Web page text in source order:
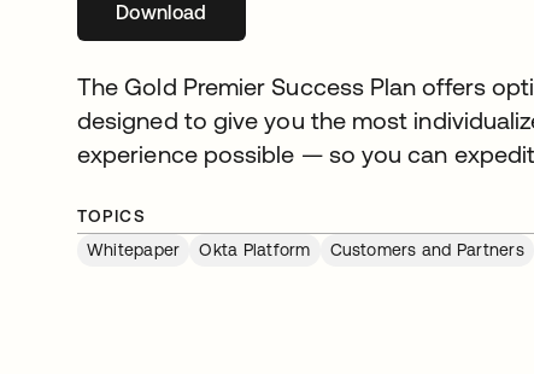
Downloadabre em uma nova guia
The Gold Premier Success Plan offers
designed to give you the most
experience possible — so you can
TOPICS
Whitepaper
Okta Platform Customers and Partners